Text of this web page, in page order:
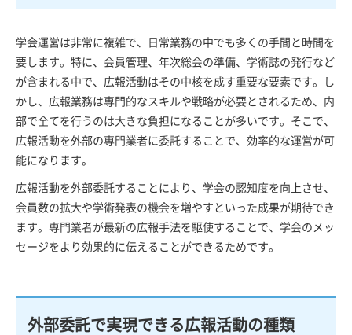
学会運営は非常に複雑で、日常業務の中でも多くの手間と時間を
要します。特に、会員管理、年次総会の準備、学術誌の発行など
が含まれる中で、広報活動はその中核を成す重要な要素です。し
かし、広報業務は専門的なスキルや戦略が必要とされるため、内
部で全てを行うのは大きな負担になることが多いです。そこで、
広報活動を外部の専門業者に委託することで、効率的な運営が可
能になります。
広報活動を外部委託することにより、学会の認知度を向上させ、
会員数の拡大や学術発表の機会を増やすといった成果が期待でき
ます。専門業者が最新の広報手法を駆使することで、学会のメッ
セージをより効果的に伝えることができるためです。
外部委託で実現できる広報活動の種類